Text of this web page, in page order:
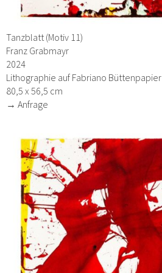
Tanzblatt (Motiv 11)
Franz Grabmayr
2024
Lithographie auf Fabriano Büttenpapier
80,5 x 56,5 cm
→ Anfrage